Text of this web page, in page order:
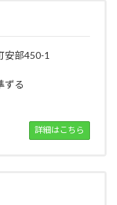
安部450-1
ずる
詳細はこちら